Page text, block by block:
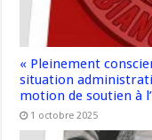
« Pleinement
situation
motion de soutien à
1 octobre 2025